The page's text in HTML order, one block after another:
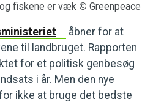
fiskene er væk © Greenpeace
åbner for at
til landbruget. Rapporten
for et politisk genbesøg
i år. Men den nye
ikke at bruge det bedste